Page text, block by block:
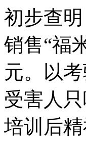
初步查
销售“福
元。以
受害人
培训后